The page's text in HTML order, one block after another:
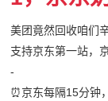
美团竟然回收咱们
支持京东第一站，
-
⏰京东每隔15分钟